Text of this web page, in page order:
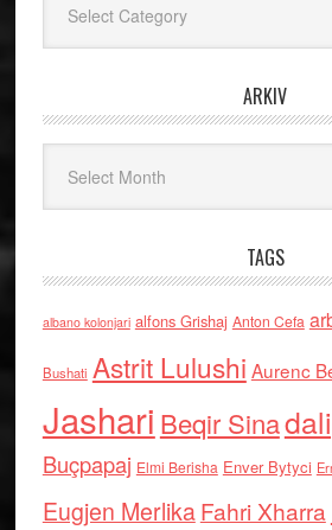
ARKIV
TAGS
albano kolonjari alfons Grishaj Anton Cefa
Bushati Astrit Lulushi Aurenc
Jashari Beqir Sina
Buçpapaj Elmi Berisha Enver Bytyci
Eugjen MerlikaFahri Xharra